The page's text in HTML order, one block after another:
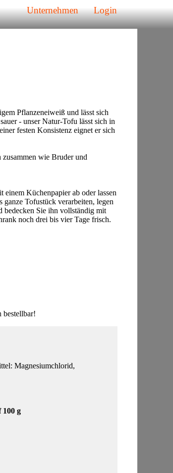
Unternehmen Login
Pflanzeneiweiß und lässt sich
- unser Natur-Tofu lässt sich in
festen Konsistenz eignet er sich
zusammen wie Bruder und
Küchenpapier ab oder lassen
ganze Tofustück verarbeiten, legen
bedecken Sie ihn vollständig mit
noch drei bis vier Tage frisch.
bestellbar!
Magnesiumchlorid,
100 g